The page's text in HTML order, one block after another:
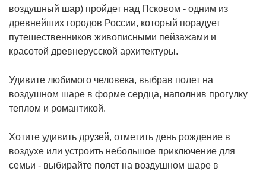
воздушный шар) пройдет над Псковом - одним из
древнейших городов России, который порадует
путешественников живописными пейзажами и
красотой древнерусской архитектуры.
Удивите любимого человека, выбрав полет на
воздушном шаре в форме сердца, наполнив прогулку
теплом и романтикой.
Хотите удивить друзей, отметить день рождение в
воздухе или устроить небольшое приключение для
семьи - выбирайте полет на воздушном шаре в